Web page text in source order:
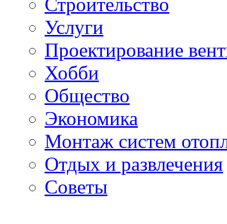
Услуги
Проектирование
Хобби
Общество
Экономика
Монтаж систем
Отдых и развлечения
Советы